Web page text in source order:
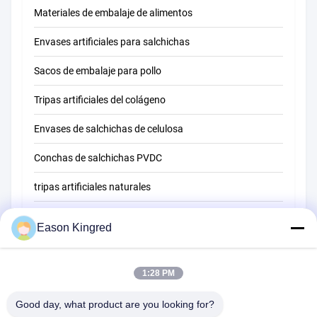
Materiales de embalaje de alimentos
Envases artificiales para salchichas
Sacos de embalaje para pollo
Tripas artificiales del colágeno
Envases de salchichas de celulosa
Conchas de salchichas PVDC
tripas artificiales naturales
Película de embalaje de alimentos
Eason Kingred
1:28 PM
Good day, what product are you looking for?